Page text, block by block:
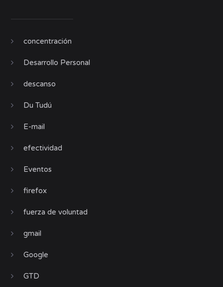
concentración
Desarrollo Personal
descanso
Du Tudú
E-mail
efectividad
Eventos
firefox
fuerza de voluntad
gmail
Google
GTD